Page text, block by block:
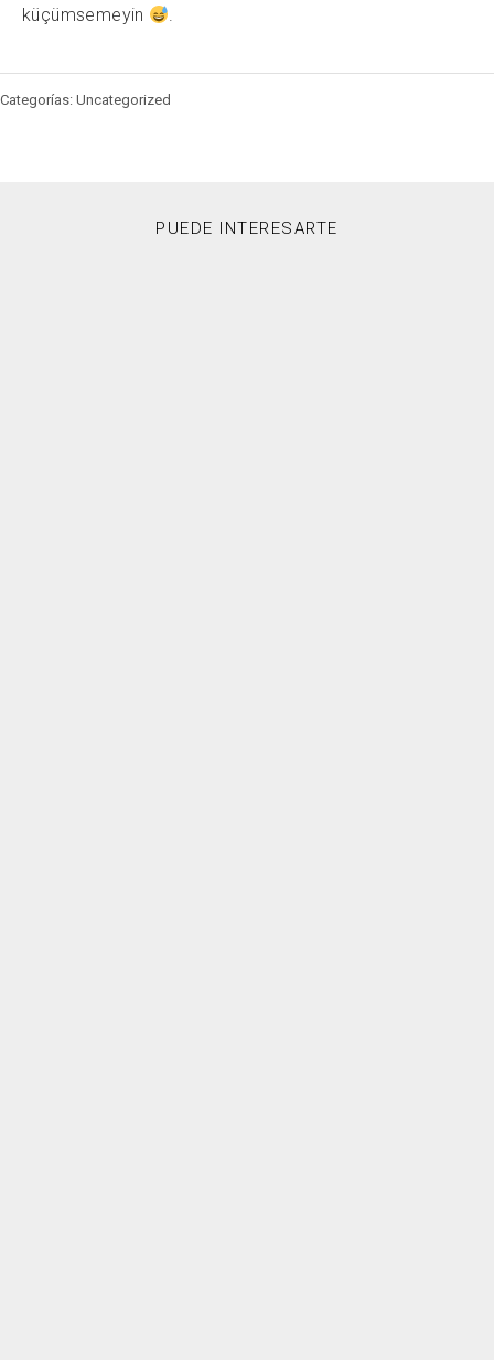
küçümsemeyin
.
Categorías: Uncategorized
PUEDE INTERESARTE